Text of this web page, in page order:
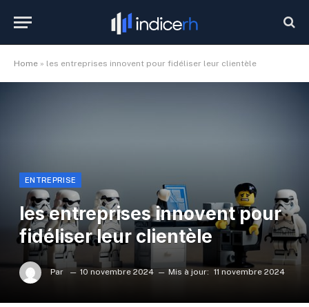
Home » les entreprises innovent pour fidéliser leur clientèle
ENTREPRISE
les entreprises innovent pour
fidéliser leur clientèle
Par 10 novembre 2024 Mis à jour: 11 novembre 2024